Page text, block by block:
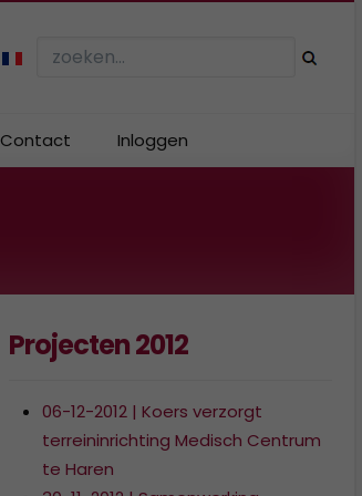
Contact Inloggen
Projecten 2012
06-12-2012 | Koers verzorgt
terreininrichting Medisch Centrum
te Haren